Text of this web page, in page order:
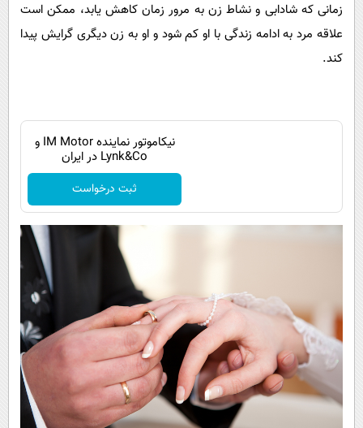
زمانی که شادابی و نشاط زن به مرور زمان کاهش یابد، ممکن است
علاقه مرد به ادامه زندگی با او کم شود و او به زن دیگری گرایش پیدا
کند.
نیکاموتور نماینده IM Motor و
Lynk&Co در ایران
ثبت درخواست